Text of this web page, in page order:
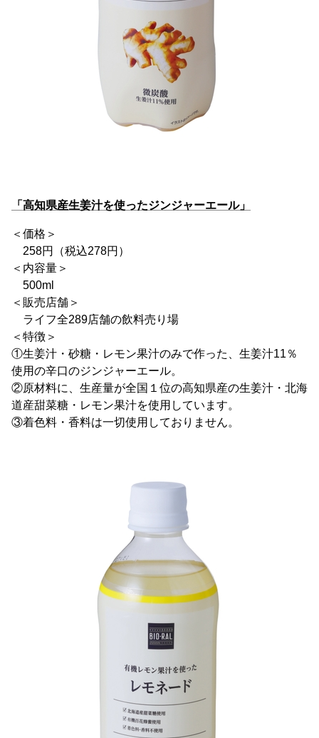
「高知県産生姜汁を使ったジンジャーエール」
＜価格＞
258円（税込278円）
＜内容量＞
500ml
＜販売店舗＞
ライフ全289店舗の飲料売り場
＜特徴＞
①生姜汁・砂糖・レモン果汁のみで作った、生姜汁11％
使用の辛口のジンジャーエール。
②原材料に、生産量が全国１位の高知県産の生姜汁・北海
道産甜菜糖・レモン果汁を使用しています。
③着色料・香料は一切使用しておりません。